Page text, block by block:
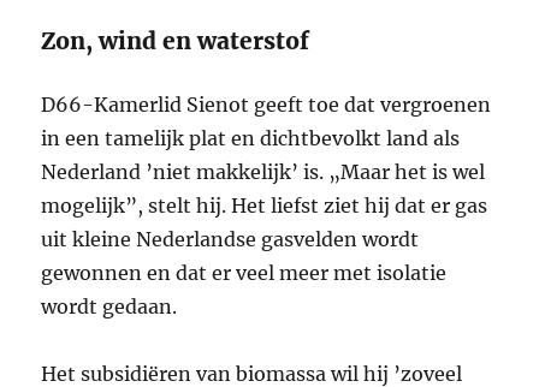
Zon, wind en waterstof
D66-Kamerlid Sienot geeft toe dat vergroenen
in een tamelijk plat en dichtbevolkt land als
Nederland ’niet makkelijk’ is. „Maar het is wel
mogelijk”, stelt hij. Het liefst ziet hij dat er gas
uit kleine Nederlandse gasvelden wordt
gewonnen en dat er veel meer met isolatie
wordt gedaan.
Het subsidiëren van biomassa wil hij ’zoveel